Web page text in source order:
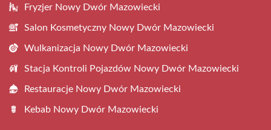
Fryzjer Nowy Dwór Mazowiecki
Salon Kosmetyczny Nowy Dwór Mazowiecki
Wulkanizacja Nowy Dwór Mazowiecki
Stacja Kontroli Pojazdów Nowy Dwór Mazowiecki
Restauracje Nowy Dwór Mazowiecki
Kebab Nowy Dwór Mazowiecki